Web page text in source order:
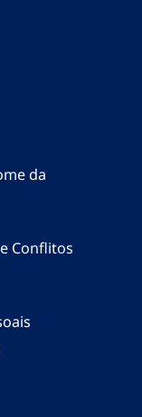
da
Conflitos